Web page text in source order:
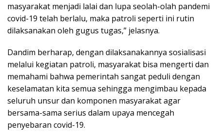
masyarakat menjadi lalai dan lupa seolah-olah pandemi
covid-19 telah berlalu, maka patroli seperti ini rutin
dilaksanakan oleh gugus tugas,” jelasnya.
Dandim berharap, dengan dilaksanakannya sosialisasi
melalui kegiatan patroli, masyarakat bisa mengerti dan
memahami bahwa pemerintah sangat peduli dengan
keselamatan kita semua sehingga mengimbau kepada
seluruh unsur dan komponen masyarakat agar
bersama-sama serius dalam upaya mencegah
penyebaran covid-19.